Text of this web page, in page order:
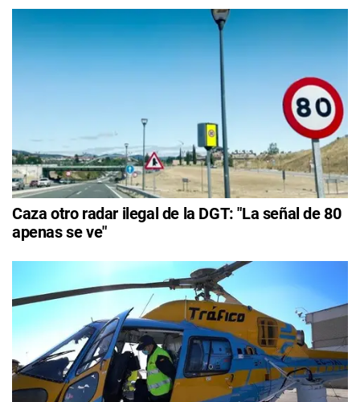
Caza otro radar ilegal de la DGT: "La señal de 80
apenas se ve"